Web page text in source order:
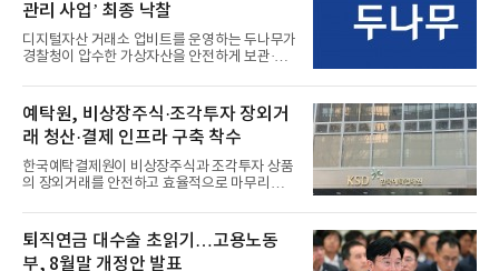
관리 사업’ 최종 낙찰
디지털자산 거래소 업비트를 운영하는 두나무가
경찰청이 압수한 가상자산을 안전하게 보관·관
예탁원, 비상장주식·조각투자 장외거
래 청산·결제 인프라 구축 착수
한국예탁결제원이 비상장주식과 조각투자 상품
의 장외거래를 안전하고 효율적으로 마무리하기
퇴직연금 대수술 초읽기…고용노동
부, 8월말 개정안 발표